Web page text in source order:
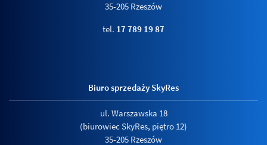
35-205 Rzeszów
tel. 17 789 19 87
Biuro sprzedaży SkyRes
ul. Warszawska 18
(biurowiec SkyRes, piętro 12)
35-205 Rzeszów